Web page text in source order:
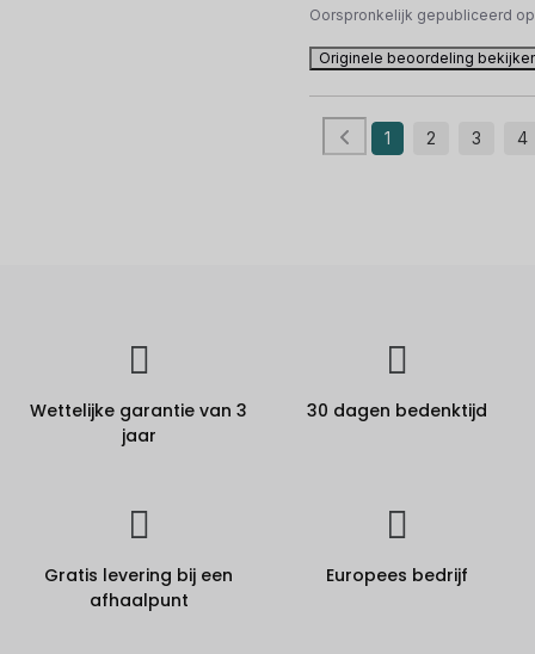
Oorspronkelijk gepubliceerd
Originele beoordeling
1 2 3 4
Wettelijke garantie van 3
jaar
30 dagen bedenktijd
Gratis levering bij een
afhaalpunt
Europees bedrijf